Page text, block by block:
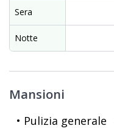
Sera
Notte
Mansioni
• Pulizia generale